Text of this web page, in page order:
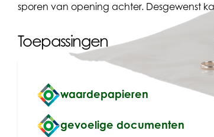
sporen van opening achter. Desgewenst
Toepassingen
waardepapieren
gevoelige documenten